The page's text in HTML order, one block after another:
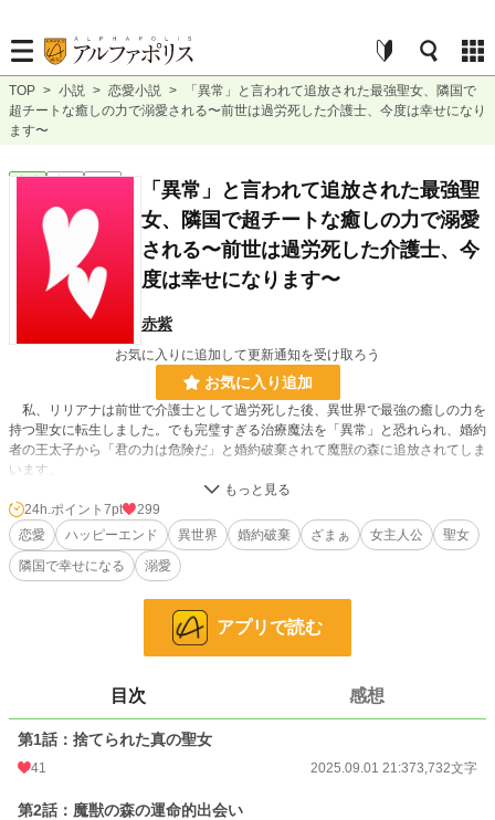
TOP > 小説 > 恋愛小説 >
「異常」と言われて追放された最強聖女、隣国で
超チートな癒しの力で溺愛される〜前世は過労死した介護士、今度は幸せになり
ます〜
恋愛 完結 短編
「異常」と言われて追放された最強聖
女、隣国で超チートな癒しの力で溺愛
される〜前世は過労死した介護士、今
度は幸せになります〜
赤紫
お気に入りに追加して更新通知を受け取ろう
お気に入り追加
私、リリアナは前世で介護士として過労死した後、異世界で最強の癒しの力を
持つ聖女に転生しました。でも完璧すぎる治療魔法を「異常」と恐れられ、婚約
者の王太子から「君の力は危険だ」と婚約破棄されて魔獣の森に追放されてしま
います。
絶望の中で瀕死の隣国王子を救ったところ、「君は最高だ！」と初めて私の力
を称賛してくれました。新天地では「真の聖女」と呼ばれ、前世の介護経験も活
かして疫病を根絶！魔獣との共存も実現して、国民の皆さんから「ありがと
う！」の声をたくさんいただきました。
そんな時、私を捨てた元の国で災いが起こり、「戻ってきて」と懇願されたけ
今度こそ私は、私を理解してくれる人たちと本当の幸せを掴みます！
38,704 位 / 228,922 件
16,789 位 / 66,393 件
お気に入り 76
24h.ポイント
文字数 17,952
24h.ポイント 7pt
299
恋愛
ハッピーエンド 異世界 婚約破棄 ざまぁ 女主人公
聖女
隣国で幸せになる
溺愛
アプリで読む
目次 感想
第1話：捨てられた真の聖女
41 2025.09.01 21:373,732文字
第2話：魔獣の森の運命的出会い